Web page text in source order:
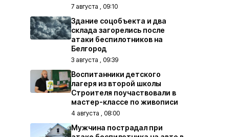
7 августа , 09:10
Здание соцобъекта и два
склада загорелись после
атаки беспилотников на
Белгород
3 августа , 09:39
Воспитанники детского
лагеря из второй школы
Строителя поучаствовали в
мастер-классе по живописи
4 августа , 08:00
Мужчина пострадал при